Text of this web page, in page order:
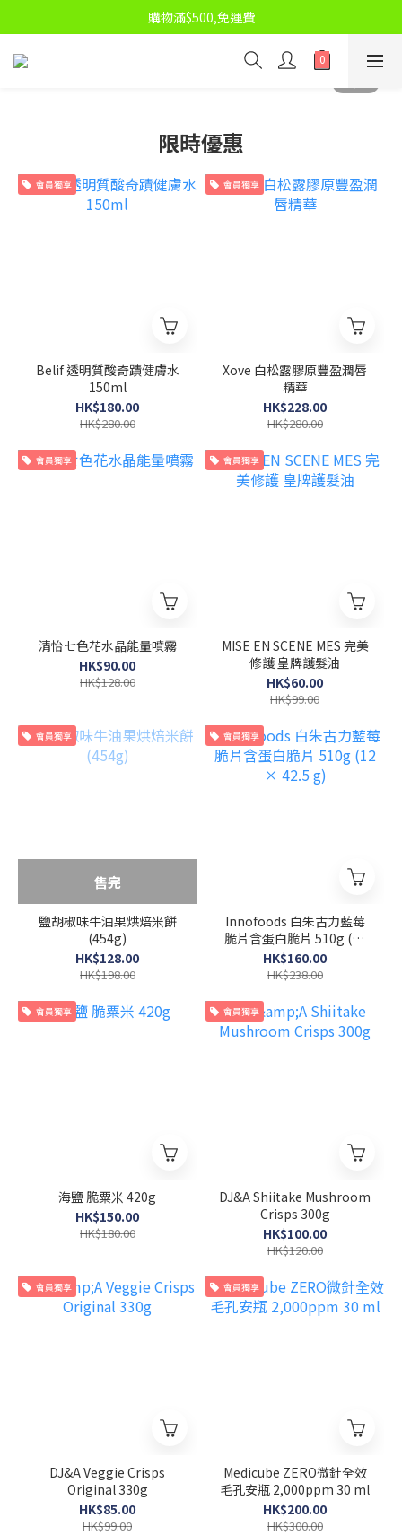
👉 按我！🎉 即刻入群，🔥 搶勁抵限時優惠！💰🛍️
購物滿$500,免運費
👉 按我！🎉 即刻入群，🔥 搶勁抵限時優惠！💰🛍️
限時優惠
會員獨享
Belif 透明質酸奇蹟健膚水
150ml
HK$180.00
HK$280.00
會員獨享
Xove 白松露膠原豐盈潤唇
精華
HK$228.00
HK$280.00
會員獨享
清怡七色花水晶能量噴霧
HK$90.00
HK$128.00
會員獨享
MISE EN SCENE MES 完美
修護 皇牌護髮油
HK$60.00
HK$99.00
會員獨享
售完
鹽胡椒味牛油果烘焙米餅
(454g)
HK$128.00
HK$198.00
會員獨享
Innofoods 白朱古力藍莓
脆片含蛋白脆片 510g (12
× 42.5 g)
HK$160.00
HK$238.00
會員獨享
海鹽 脆粟米 420g
HK$150.00
HK$180.00
會員獨享
DJ&A Shiitake Mushroom
Crisps 300g
HK$100.00
HK$120.00
會員獨享
DJ&A Veggie Crisps
Original 330g
HK$85.00
HK$99.00
會員獨享
Medicube ZERO微針全效
毛孔安瓶 2,000ppm 30 ml
HK$200.00
HK$300.00